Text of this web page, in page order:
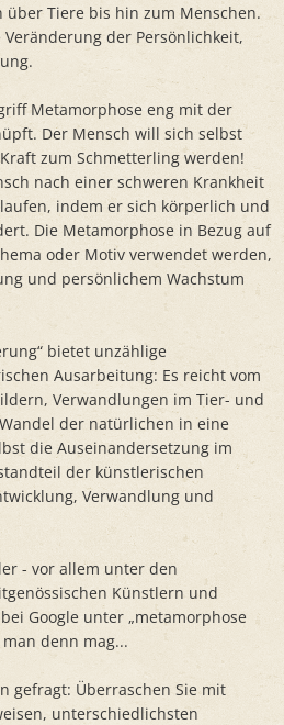
über Tiere bis hin zum Menschen.
der Persönlichkeit,
Metamorphose eng mit der
Der Mensch will sich selbst
zum Schmetterling werden!
nach einer schweren Krankheit
indem er sich körperlich und
Die Metamorphose in Bezug auf
oder Motiv verwendet werden,
und persönlichem Wachstum
bietet unzählige
Ausarbeitung: Es reicht vom
Verwandlungen im Tier- und
der natürlichen in eine
die Auseinandersetzung im
der künstlerischen
Verwandlung und
- vor allem unter den
Künstlern und
Google unter „metamorphose
denn mag...
gefragt: Überraschen Sie mit
unterschiedlichsten